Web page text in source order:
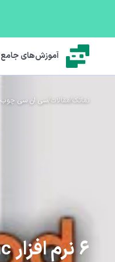
آموزش‌های جامع
نماتک/مقالات/سی ان سی چوب
6 نرم افزار cnc چوب محبوب و پر استفاده